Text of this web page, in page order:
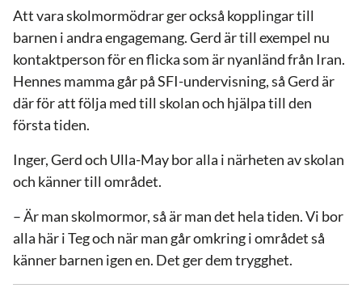
Att vara skolmormödrar ger också kopplingar till
barnen i andra engagemang. Gerd är till exempel nu
kontaktperson för en flicka som är nyanländ från Iran.
Hennes mamma går på SFI-undervisning, så Gerd är
där för att följa med till skolan och hjälpa till den
första tiden.
Inger, Gerd och Ulla-May bor alla i närheten av skolan
och känner till området.
– Är man skolmormor, så är man det hela tiden. Vi bor
alla här i Teg och när man går omkring i området så
känner barnen igen en. Det ger dem trygghet.